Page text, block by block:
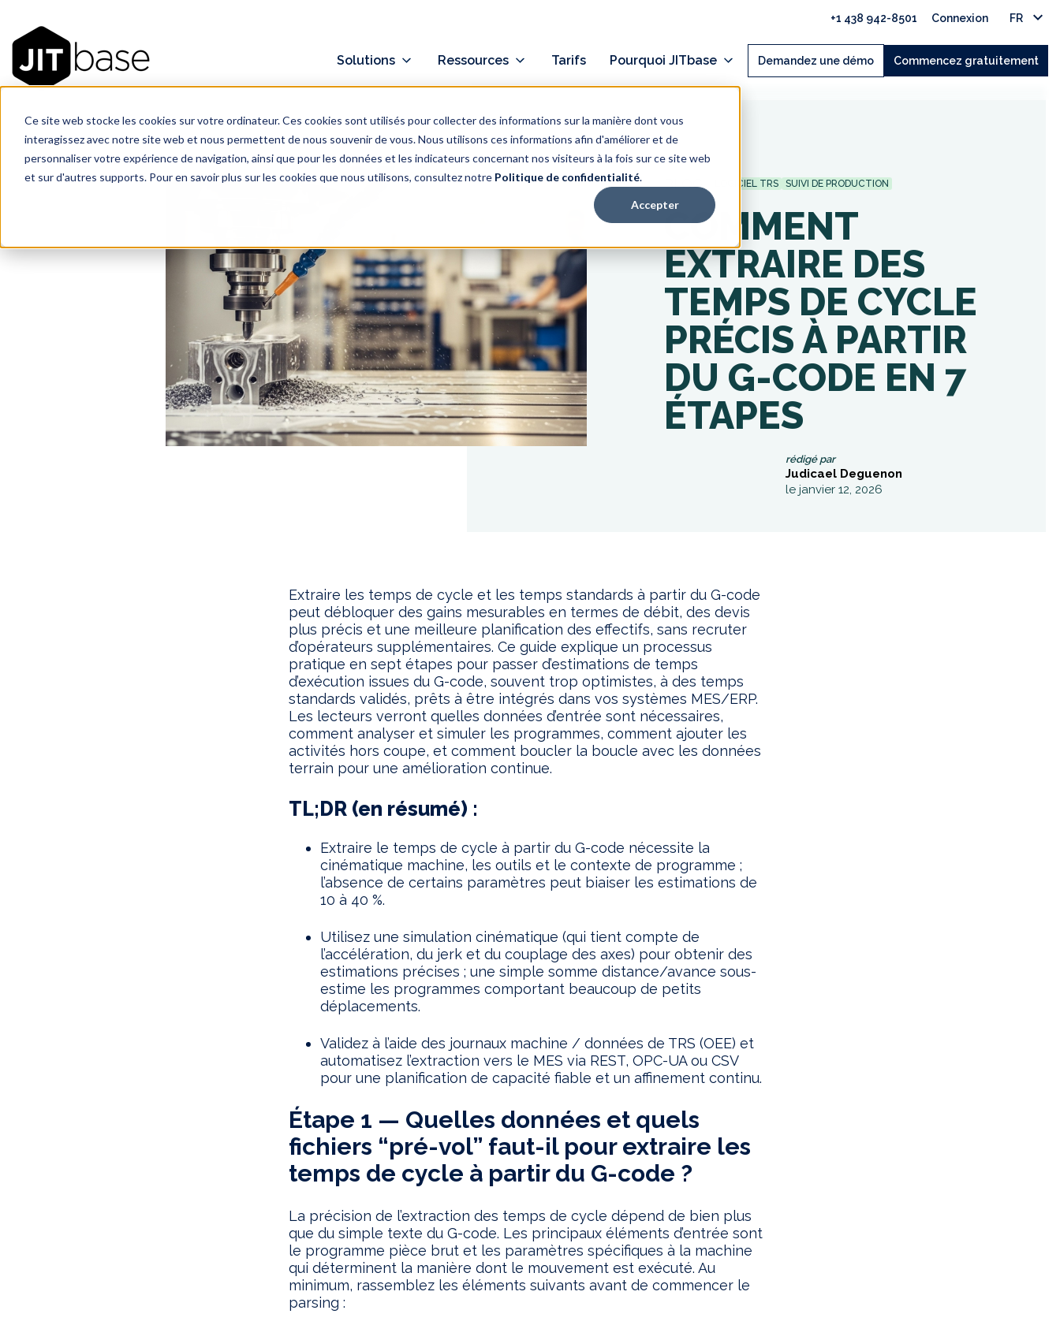
Ce site web stocke les cookies sur votre ordinateur. Ces cookies sont utilisés pour collecter des informations sur la manière dont vous
interagissez avec notre site web et nous permettent de nous souvenir de vous. Nous utilisons ces informations afin d'améliorer et de
personnaliser votre expérience de navigation, ainsi que pour les données et les indicateurs concernant nos visiteurs à la fois sur ce site web
et sur d'autres supports. Pour en savoir plus sur les cookies que nous utilisons, consultez notre Politique de confidentialité.
Accepter
+1 438 942-8501 Connexion FR
Solutions Ressources Tarifs Pourquoi JITbase Demandez une démo Commencez gratuitement
BLOG LOGICIEL TRS SUIVI DE PRODUCTION
COMMENT
EXTRAIRE DES
TEMPS DE CYCLE
PRÉCIS À PARTIR
DU G-CODE EN 7
ÉTAPES
rédigé par
Judicael Deguenon
le janvier 12, 2026
Extraire les temps de cycle et les temps standards à partir du G-code
peut débloquer des gains mesurables en termes de débit, des devis
plus précis et une meilleure planification des effectifs, sans recruter
d’opérateurs supplémentaires. Ce guide explique un processus
pratique en sept étapes pour passer d’estimations de temps
d’exécution issues du G-code, souvent trop optimistes, à des temps
standards validés, prêts à être intégrés dans vos systèmes MES/ERP.
Les lecteurs verront quelles données d’entrée sont nécessaires,
comment analyser et simuler les programmes, comment ajouter les
activités hors coupe, et comment boucler la boucle avec les données
terrain pour une amélioration continue.
TL;DR (en résumé) :
Extraire le temps de cycle à partir du G-code nécessite la
cinématique machine, les outils et le contexte de programme ;
l’absence de certains paramètres peut biaiser les estimations de
10 à 40 %.
Utilisez une simulation cinématique (qui tient compte de
l’accélération, du jerk et du couplage des axes) pour obtenir des
estimations précises ; une simple somme distance/avance sous-
estime les programmes comportant beaucoup de petits
déplacements.
Validez à l’aide des journaux machine / données de TRS (OEE) et
automatisez l’extraction vers le MES via REST, OPC-UA ou CSV
pour une planification de capacité fiable et un affinement continu.
Étape 1 — Quelles données et quels
fichiers “pré-vol” faut-il pour extraire les
temps de cycle à partir du G-code ?
La précision de l’extraction des temps de cycle dépend de bien plus
que du simple texte du G-code. Les principaux éléments d’entrée sont
le programme pièce brut et les paramètres spécifiques à la machine
qui déterminent la manière dont le mouvement est exécuté. Au
minimum, rassemblez les éléments suivants avant de commencer le
parsing :